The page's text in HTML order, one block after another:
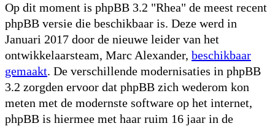
Op dit moment is phpBB 3.2 "Rhea" de meest recent
phpBB versie die beschikbaar is. Deze werd in
Januari 2017 door de nieuwe leider van het
ontwikkelaarsteam, Marc Alexander, beschikbaar
gemaakt. De verschillende modernisaties in phpBB
3.2 zorgden ervoor dat phpBB zich wederom kon
meten met de modernste software op het internet,
phpBB is hiermee met haar ruim 16 jaar in de